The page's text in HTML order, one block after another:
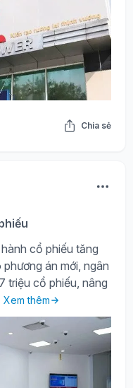
Chia sẻ
cổ phiếu tăng
án mới, ngân
triệu cổ phiếu, nâng
Xem thêm